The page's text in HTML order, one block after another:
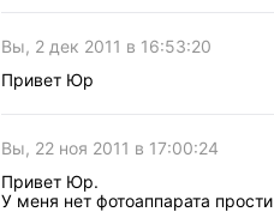
Вы, 2 дек 2011 в 16:53:20
Привет Юр
Вы, 22 ноя 2011 в 17:00:24
Привет Юр.
У меня нет фотоаппарата прости